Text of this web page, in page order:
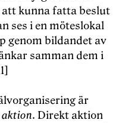
kunna fatta beslut
ses i en möteslokal
genom bildandet av
samman dem i
är
. Direkt aktion